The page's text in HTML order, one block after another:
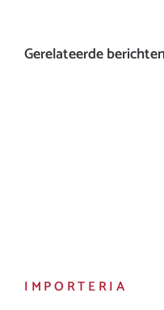
Gerelateerde berichten
IMPORTERIA